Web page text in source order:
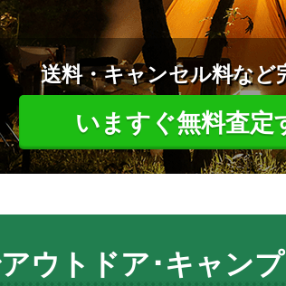
送料・キャンセル料など
いますぐ無料査定
アウトドア･キャン